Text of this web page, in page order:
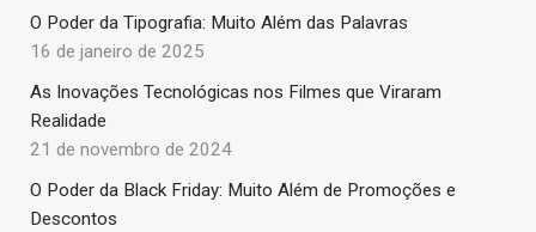
O Poder da Tipografia: Muito Além das Palavras
16 de janeiro de 2025
As Inovações Tecnológicas nos Filmes que Viraram
Realidade
21 de novembro de 2024
O Poder da Black Friday: Muito Além de Promoções e
Descontos